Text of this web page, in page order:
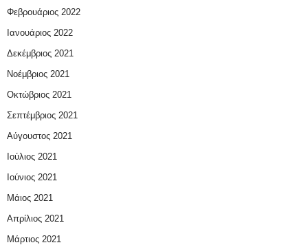
Φεβρουάριος 2022
Ιανουάριος 2022
Δεκέμβριος 2021
Νοέμβριος 2021
Οκτώβριος 2021
Σεπτέμβριος 2021
Αύγουστος 2021
Ιούλιος 2021
Ιούνιος 2021
Μάιος 2021
Απρίλιος 2021
Μάρτιος 2021